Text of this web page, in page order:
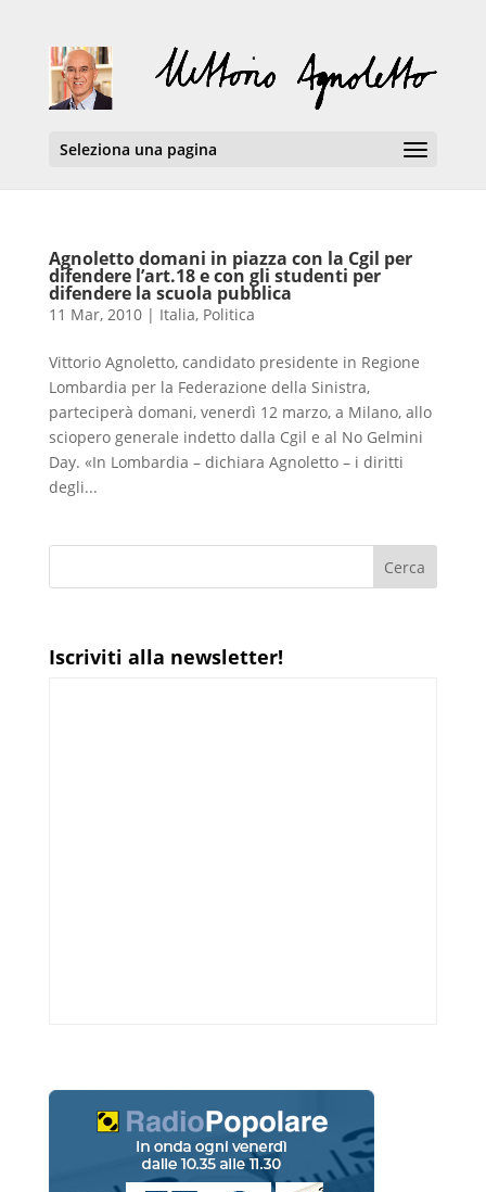
Seleziona una pagina
Agnoletto domani in piazza con la Cgil per
difendere l’art.18 e con gli studenti per
difendere la scuola pubblica
11 Mar, 2010| Italia, Politica
Vittorio Agnoletto, candidato presidente in Regione
Lombardia per la Federazione della Sinistra,
parteciperà domani, venerdì 12 marzo, a Milano, allo
sciopero generale indetto dalla Cgil e al No Gelmini
Day. «In Lombardia – dichiara Agnoletto – i diritti
degli...
Iscriviti alla newsletter!